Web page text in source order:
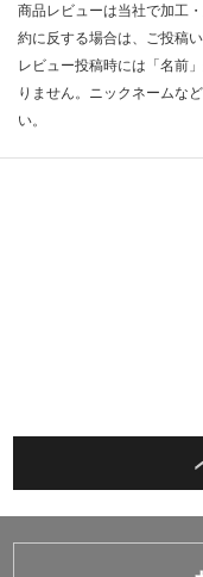
商品レビューは当社で加工
約に反する場合は、ご投稿
レビュー投稿時には「名前
りません。ニックネームな
い。